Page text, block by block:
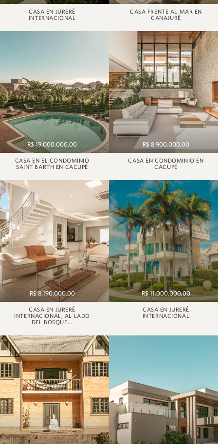
CASA EN JURERÊ
INTERNACIONAL
CASA FRENTE AL MAR EN
CANAJURÊ
R$ 19.000.000,00
CASA EN EL CONDOMINIO
SAINT BARTH EN CACUPÉ
R$ 8.900.000,00
CASA EN CONDOMINIO EN
CACUPÉ
R$ 8.190.000,00
CASA EN JURERÊ
INTERNACIONAL, AL LADO
DEL BOSQUE...
R$ 11.000.000,00
CASA EN JURERÊ
INTERNACIONAL